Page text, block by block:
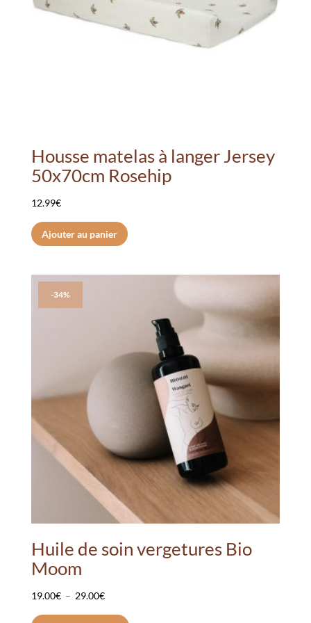
Housse matelas à langer Jersey
50x70cm Rosehip
12.99€
Ajouter au panier
-34%
Huile de soin vergetures Bio
Moom
19.00€ – 29.00€Plage
de